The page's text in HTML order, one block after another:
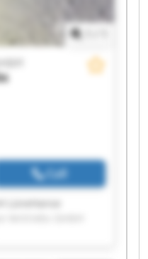
Call
LüneHanse